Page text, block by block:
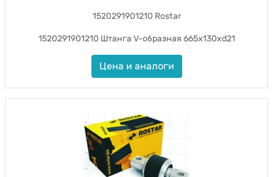
1520291901210 Rostar
1520291901210 Штанга V-образная 665x130xd21
Цена и аналоги